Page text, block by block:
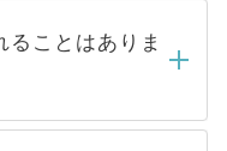
くお待ちくださ
扱っている求人の
からご覧いただ
。非公開求人は
には公開してい
ることはありま
は一切ありませ